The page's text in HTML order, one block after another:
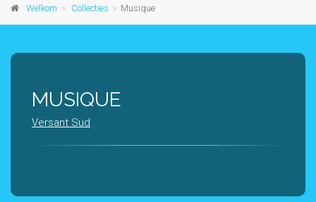
Welkom Collecties Musique
MUSIQUE
Versant Sud